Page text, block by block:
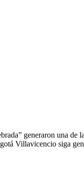
generaron una de
Villavicencio siga